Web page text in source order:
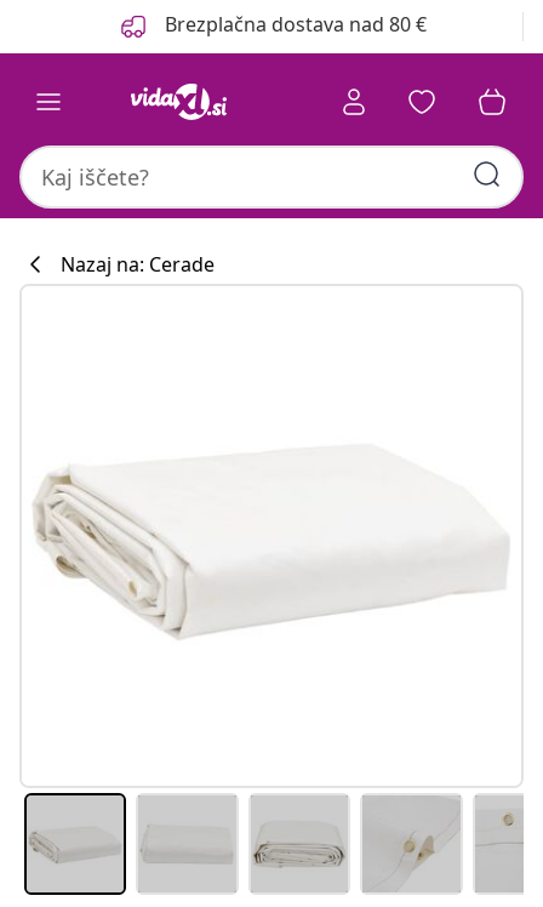
Brezplačna dostava nad 80 €
Nazaj na: Cerade